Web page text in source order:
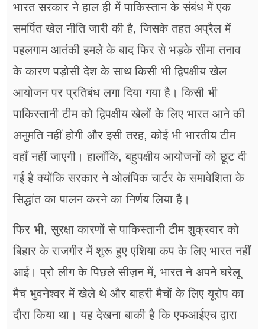
भारत सरकार ने हाल ही में पाकिस्तान के संबंध में एक
समर्पित खेल नीति जारी की है, जिसके तहत अप्रैल में
पहलगाम आतंकी हमले के बाद फिर से भड़के सीमा तनाव
के कारण पड़ोसी देश के साथ किसी भी द्विपक्षीय खेल
आयोजन पर प्रतिबंध लगा दिया गया है। किसी भी
पाकिस्तानी टीम को द्विपक्षीय खेलों के लिए भारत आने की
अनुमति नहीं होगी और इसी तरह, कोई भी भारतीय टीम
वहाँ नहीं जाएगी। हालाँकि, बहुपक्षीय आयोजनों को छूट दी
गई है क्योंकि सरकार ने ओलंपिक चार्टर के समावेशिता के
सिद्धांत का पालन करने का निर्णय लिया है।
फिर भी, सुरक्षा कारणों से पाकिस्तानी टीम शुक्रवार को
बिहार के राजगीर में शुरू हुए एशिया कप के लिए भारत नहीं
आई। प्रो लीग के पिछले सीज़न में, भारत ने अपने घरेलू
मैच भुवनेश्वर में खेले थे और बाहरी मैचों के लिए यूरोप का
दौरा किया था। यह देखना बाकी है कि एफआईएच द्वारा